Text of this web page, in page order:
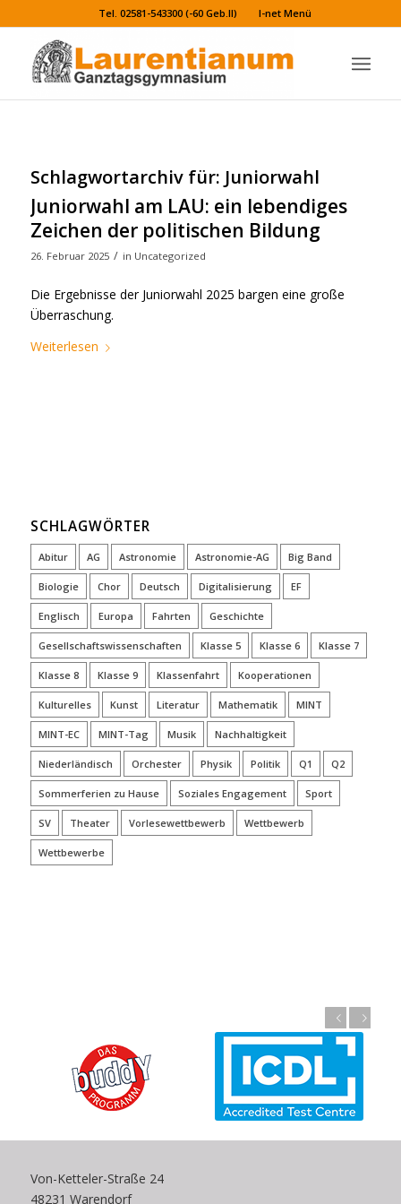
Tel. 02581-543300 (-60 Geb.II) I-net Menü
Schlagwortarchiv für: Juniorwahl
Juniorwahl am LAU: ein lebendiges
Zeichen der politischen Bildung
26. Februar 2025 / in Uncategorized
Die Ergebnisse der Juniorwahl 2025 bargen eine große
Überraschung.
Weiterlesen
SCHLAGWÖRTER
Abitur AG Astronomie Astronomie-AG Big Band
Biologie Chor Deutsch Digitalisierung EF
Englisch Europa Fahrten Geschichte
Gesellschaftswissenschaften Klasse 5 Klasse 6 Klasse 7
Klasse 8 Klasse 9 Klassenfahrt Kooperationen
Kulturelles Kunst Literatur Mathematik MINT
MINT-EC MINT-Tag Musik Nachhaltigkeit
Niederländisch Orchester Physik Politik Q1 Q2
Sommerferien zu Hause Soziales Engagement Sport
SV Theater Vorlesewettbewerb Wettbewerb
Wettbewerbe
Von-Ketteler-Straße 24
48231 Warendorf